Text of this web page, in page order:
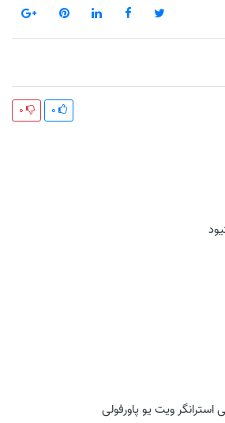
استرانگر ویت یو پاورفولی